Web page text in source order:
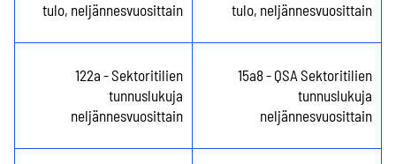
tulo, neljännesvuosittain tulo, neljännesvuosittain
122a - Sektoritilien
tunnuslukuja
neljännesvuosittain
15a8 - QSA Sektoritilien
tunnuslukuja
neljännesvuosittain